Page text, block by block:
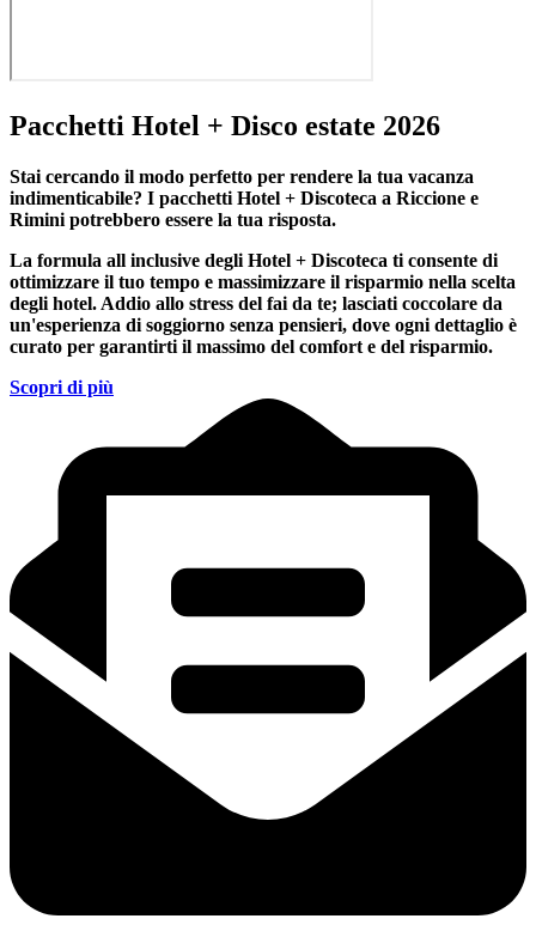
Pacchetti Hotel + Disco estate 2026
Stai cercando il modo perfetto per rendere la tua vacanza
indimenticabile? I pacchetti Hotel + Discoteca a Riccione e
Rimini potrebbero essere la tua risposta.
La formula all inclusive degli Hotel + Discoteca ti consente di
ottimizzare il tuo tempo e massimizzare il risparmio nella scelta
degli hotel. Addio allo stress del fai da te; lasciati coccolare da
un'esperienza di soggiorno senza pensieri, dove ogni dettaglio è
curato per garantirti il massimo del comfort e del risparmio.
Scopri di più